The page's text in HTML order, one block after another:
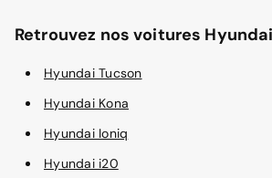
Retrouvez nos voitures
Hyundai Tucson
Hyundai Kona
Hyundai Ioniq
Hyundai i20